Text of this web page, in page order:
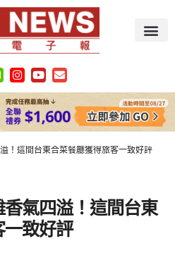
！這間台東合菜餐廳獲得旅客一致好評
氣四溢！這間台東
致好評